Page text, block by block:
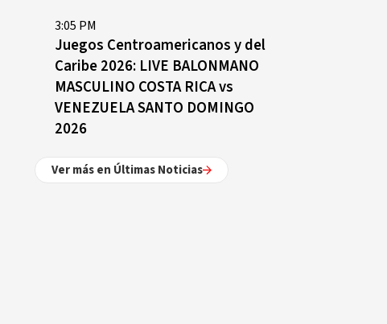
3:05 PM
Juegos Centroamericanos y del
Caribe 2026: LIVE BALONMANO
MASCULINO COSTA RICA vs
VENEZUELA SANTO DOMINGO
2026
Ver más en Últimas Noticias